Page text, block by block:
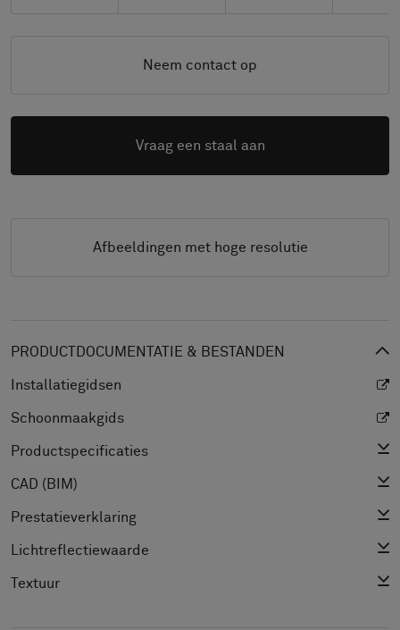
Neem contact op
Vraag een staal aan
Afbeeldingen met hoge resolutie
PRODUCTDOCUMENTATIE & BESTANDEN
Installatiegidsen
Schoonmaakgids
Productspecificaties
CAD (BIM)
Prestatieverklaring
Lichtreflectiewaarde
Textuur